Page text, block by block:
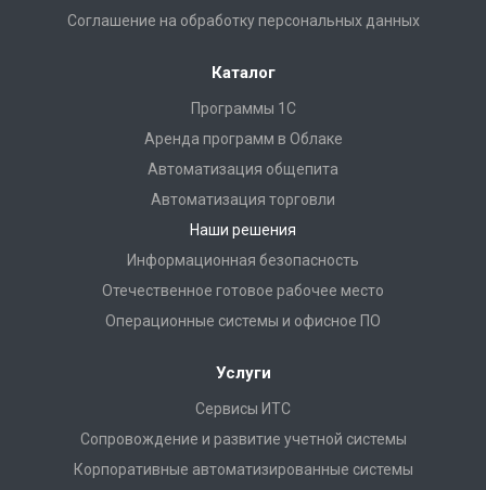
Соглашение на обработку персональных данных
Каталог
Программы 1С
Аренда программ в Облаке
Автоматизация общепита
Автоматизация торговли
Наши решения
Информационная безопасность
Отечественное готовое рабочее место
Операционные системы и офисное ПО
Услуги
Сервисы ИТС
Сопровождение и развитие учетной системы
Корпоративные автоматизированные системы